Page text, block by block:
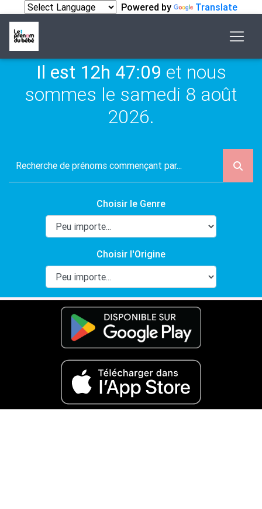
Powered by Translate
Il est 12h 47:09 et nous
sommes le samedi 8 août
2026.
Choisir le Genre
Choisir l'Origine